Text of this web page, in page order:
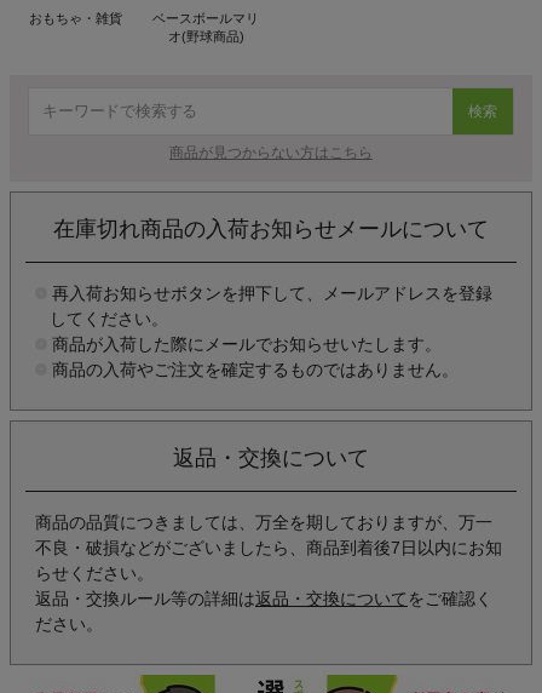
おもちゃ・雑貨
ベースボールマリ
オ(野球商品)
検索
商品が見つからない方はこちら
在庫切れ商品の入荷お知らせメールについて
再入荷お知らせボタンを押下して、メールアドレスを登録
してください。
商品が入荷した際にメールでお知らせいたします。
商品の入荷やご注文を確定するものではありません。
返品・交換について
商品の品質につきましては、万全を期しておりますが、万一
不良・破損などがございましたら、商品到着後7日以内にお知
らせください。
返品・交換ルール等の詳細は返品・交換について をご確認く
ださい。